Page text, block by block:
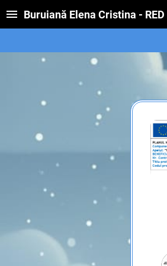
Buruiană Elena Cristina - RED